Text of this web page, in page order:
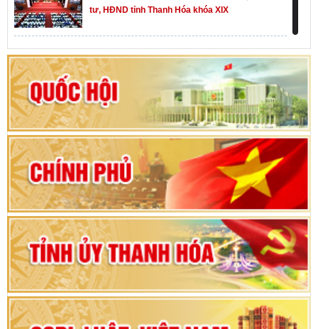
tư, HĐND tỉnh Thanh Hóa khóa XIX
Khai mạc kỳ họp thứ Nhất, Quốc hội khóa XVI
Hướng dẫn quy trình bỏ phiếu bầu cử ĐBQH
khoá XVI và đại biểu HĐND các cấp nhiệm kỳ
2026-2031
80 năm Quốc hội Việt Nam: vì lợi ích Nhân dân,
vì sự phát triển của đất nước
Bộ Chính trị duyệt nội dung Đại hội đại biểu
Đảng bộ tỉnh Thanh Hóa lần thứ XX, nhiệm kỳ
2025 - 2030
Đại hội đại biểu Đảng bộ xã Yên Thọ lần thứ I,
nhiệm kỳ 2025 – 2030
Đại hội Đảng bộ xã Yên Ninh lần thứ nhất,